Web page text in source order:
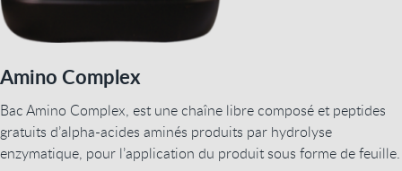
Amino Complex
Bac Amino Complex, est une chaîne libre composé et peptides
gratuits d’alpha-acides aminés produits par hydrolyse
enzymatique, pour l’application du produit sous forme de feuille.